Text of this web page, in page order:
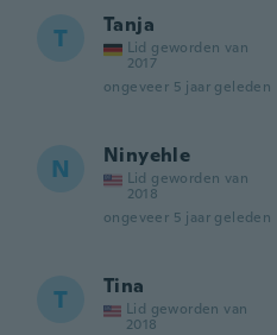
T Tanja
Lid geworden van
2017
ongeveer 5 jaar geleden
N Ninyehle
Lid geworden van
2018
ongeveer 5 jaar geleden
T Tina
Lid geworden van
2018